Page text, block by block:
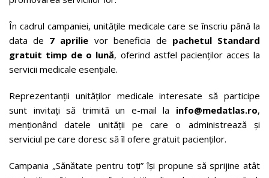
În cadrul campaniei, unitățile medicale care se înscriu până la
data de 7 aprilie vor beneficia de pachetul Standard
gratuit timp de o lună, oferind astfel pacienților acces la
servicii medicale esențiale.
Reprezentanții unităților medicale interesate să participe
sunt invitați să trimită un e-mail la info@medatlas.ro,
menționând datele unității pe care o administrează și
serviciul pe care doresc să îl ofere gratuit pacienților.
Campania „Sănătate pentru toți” își propune să sprijine atât